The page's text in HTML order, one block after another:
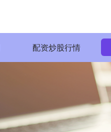
配资炒股行情